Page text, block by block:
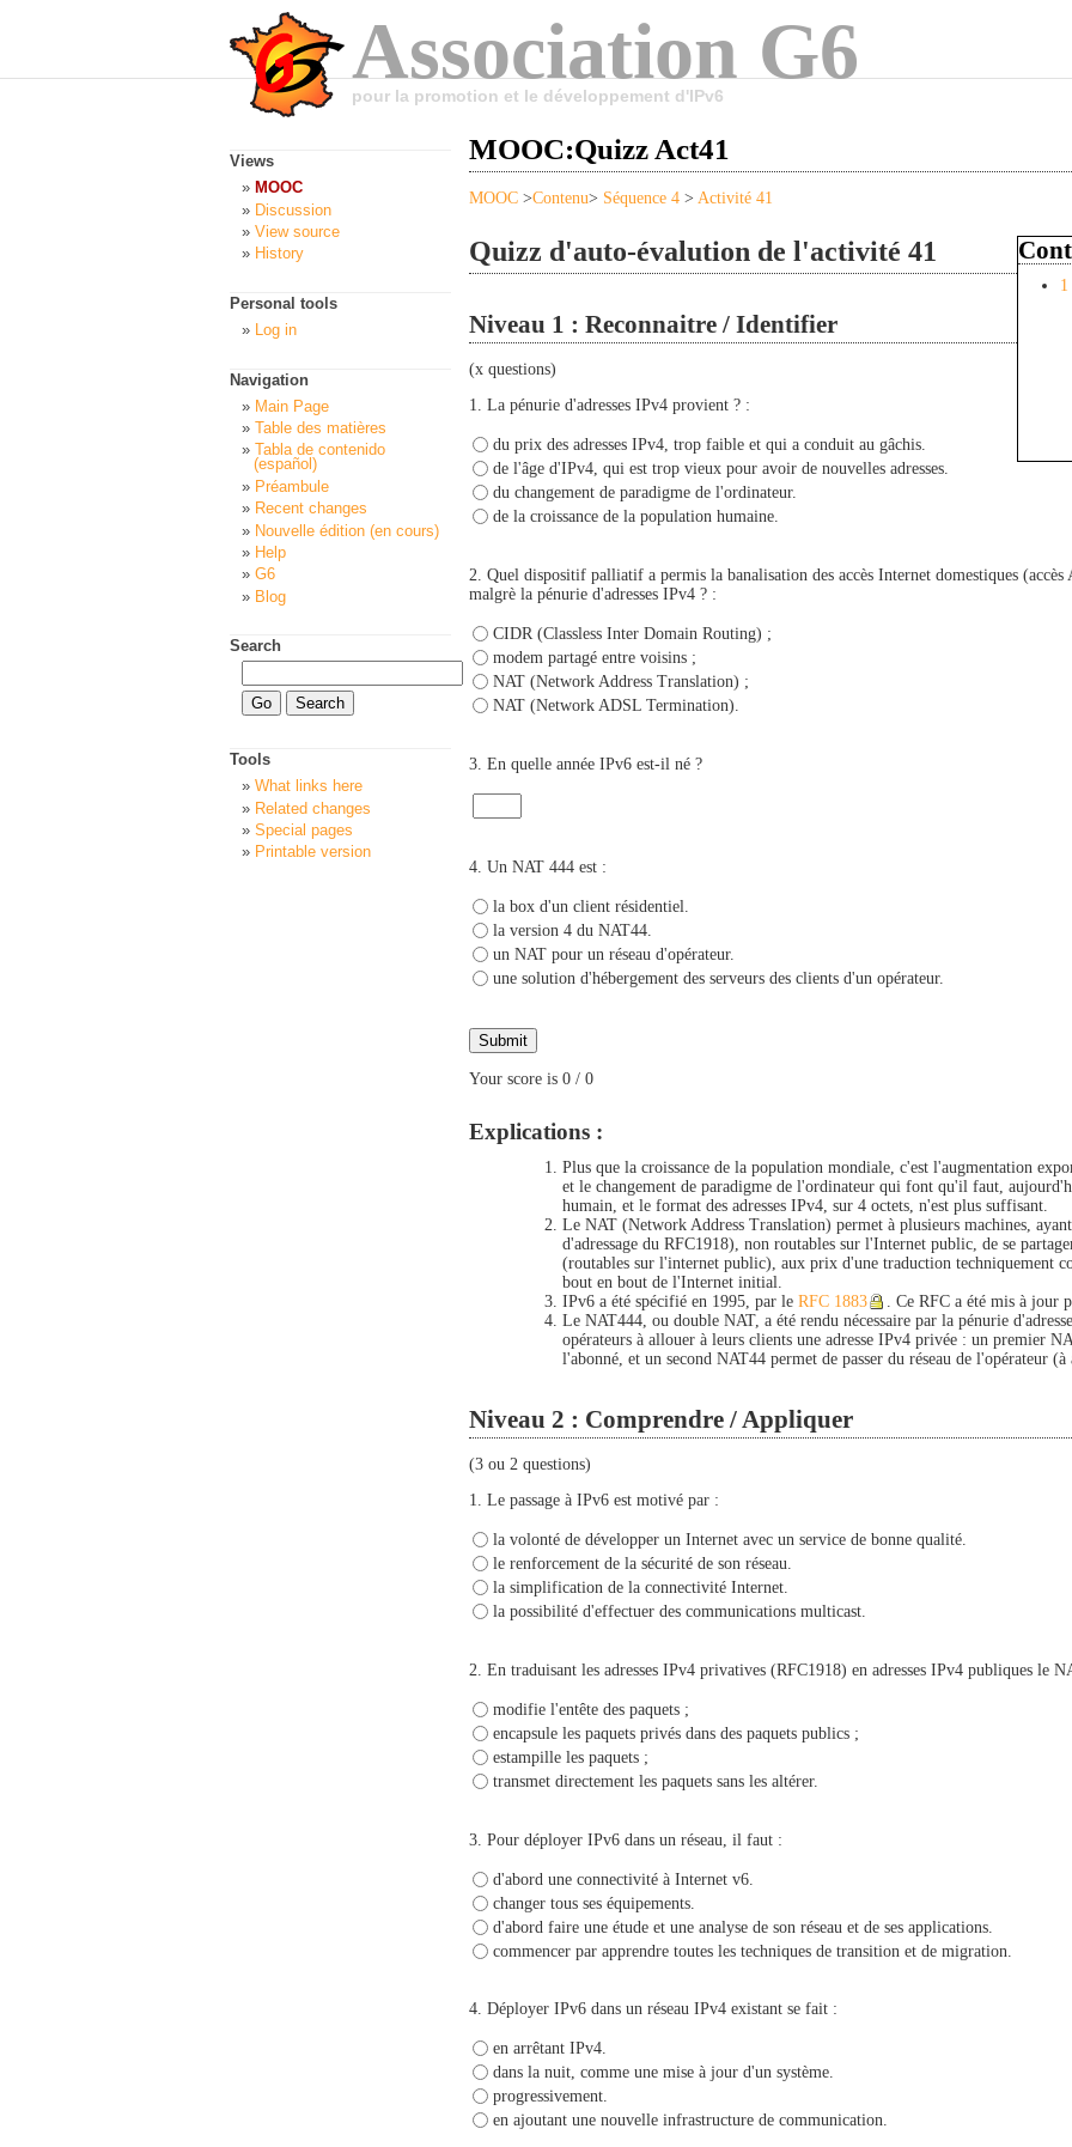
Association G6
pour la promotion et le développement d'IPv6
MOOC:Quizz Act41
MOOC >Contenu> Séquence 4 > Activité 41
1
Quizz d'auto-évalution de l'activité 41
Niveau 1 : Reconnaitre / Identifier
(x questions)
1. La pénurie d'adresses IPv4 provient ? :
du prix des adresses IPv4, trop faible et qui a conduit au gâchis.
de l'âge d'IPv4, qui est trop vieux pour avoir de nouvelles adresses.
du changement de paradigme de l'ordinateur.
de la croissance de la population humaine.
2. Quel dispositif palliatif a permis la banalisation des accès Internet domestiques
malgrè la pénurie d'adresses IPv4 ? :
CIDR (Classless Inter Domain Routing) ;
modem partagé entre voisins ;
NAT (Network Address Translation) ;
NAT (Network ADSL Termination).
3. En quelle année IPv6 est-il né ?
4. Un NAT 444 est :
la box d'un client résidentiel.
la version 4 du NAT44.
un NAT pour un réseau d'opérateur.
une solution d'hébergement des serveurs des clients d'un opérateur.
Your score is 0 / 0
Explications :
Plus que la croissance de la population mondiale, c'est l'augmentation
et le changement de paradigme de l'ordinateur qui font qu'il faut,
humain, et le format des adresses IPv4, sur 4 octets, n'est plus suffisant.
Le NAT (Network Address Translation) permet à plusieurs machines,
d'adressage du RFC1918), non routables sur l'Internet public, de se
(routables sur l'internet public), aux prix d'une traduction techniquement
bout en bout de l'Internet initial.
IPv6 a été spécifié en 1995, par le RFC 1883 . Ce RFC a été mis à jour
Le NAT444, ou double NAT, a été rendu nécessaire par la pénurie
opérateurs à allouer à leurs clients une adresse IPv4 privée : un premier
l'abonné, et un second NAT44 permet de passer du réseau de l'opérateur
Niveau 2 : Comprendre / Appliquer
(3 ou 2 questions)
1. Le passage à IPv6 est motivé par :
la volonté de développer un Internet avec un service de bonne qualité.
le renforcement de la sécurité de son réseau.
la simplification de la connectivité Internet.
la possibilité d'effectuer des communications multicast.
2. En traduisant les adresses IPv4 privatives (RFC1918) en adresses IPv4 publiques le
modifie l'entête des paquets ;
encapsule les paquets privés dans des paquets publics ;
estampille les paquets ;
transmet directement les paquets sans les altérer.
3. Pour déployer IPv6 dans un réseau, il faut :
d'abord une connectivité à Internet v6.
changer tous ses équipements.
d'abord faire une étude et une analyse de son réseau et de ses applications.
commencer par apprendre toutes les techniques de transition et de migration.
4. Déployer IPv6 dans un réseau IPv4 existant se fait :
en arrêtant IPv4.
dans la nuit, comme une mise à jour d'un système.
progressivement.
en ajoutant une nouvelle infrastructure de communication.
Views
MOOC
Discussion
View source
History
Personal tools
Log in
Navigation
Main Page
Table des matières
Tabla de contenido
(español)
Préambule
Recent changes
Nouvelle édition (en cours)
Help
G6
Blog
Search
Tools
What links here
Related changes
Special pages
Printable version